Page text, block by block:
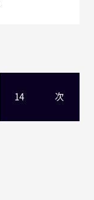
14 次